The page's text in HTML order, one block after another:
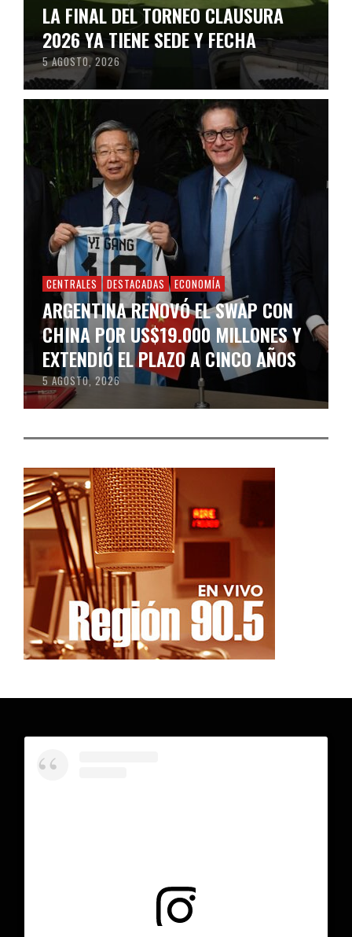
LA FINAL DEL TORNEO CLAUSURA
2026 YA TIENE SEDE Y FECHA
5 AGOSTO, 2026
CENTRALES DESTACADAS ECONOMÍA
ARGENTINA RENOVÓ EL SWAP CON
CHINA POR US$19.000 MILLONES Y
EXTENDIÓ EL PLAZO A CINCO AÑOS
5 AGOSTO, 2026